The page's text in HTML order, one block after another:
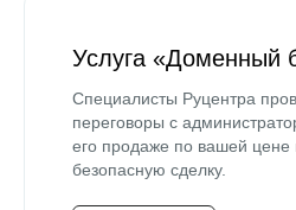
Услуга «Доменный
Специалисты Руцентра
переговоры с
его продаже по вашей цене
безопасную сделку.